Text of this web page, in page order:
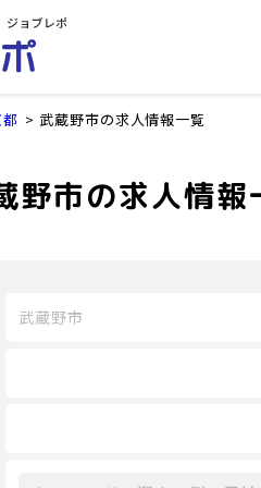
武蔵野市の求人情報一覧
野市の求人情報
武蔵野市